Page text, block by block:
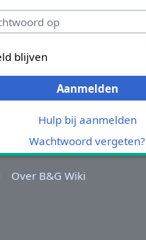
blijven
Aanmelden
Hulp bij aanmelden
Wachtwoord vergeten?
Over B&G Wiki